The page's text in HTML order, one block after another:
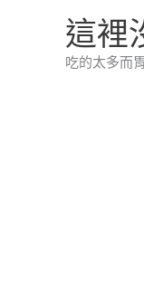
這裡
吃的太多而